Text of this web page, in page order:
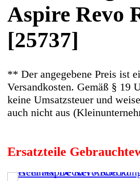
Ersatzteile Gebrauchteware
Gebrauchsspuren.
EAN: 0607980223636
Herstellernummer: 25737
Artikelzustand: Gebrauchteware